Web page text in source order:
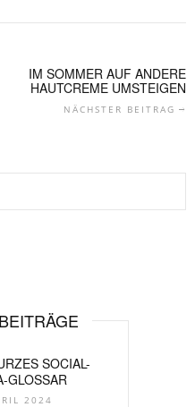
IM SOMMER AUF ANDERE
HAUTCREME UMSTEIGEN
NÄCHSTER BEITRAG
SOCIAL-
GLOSSAR
2024